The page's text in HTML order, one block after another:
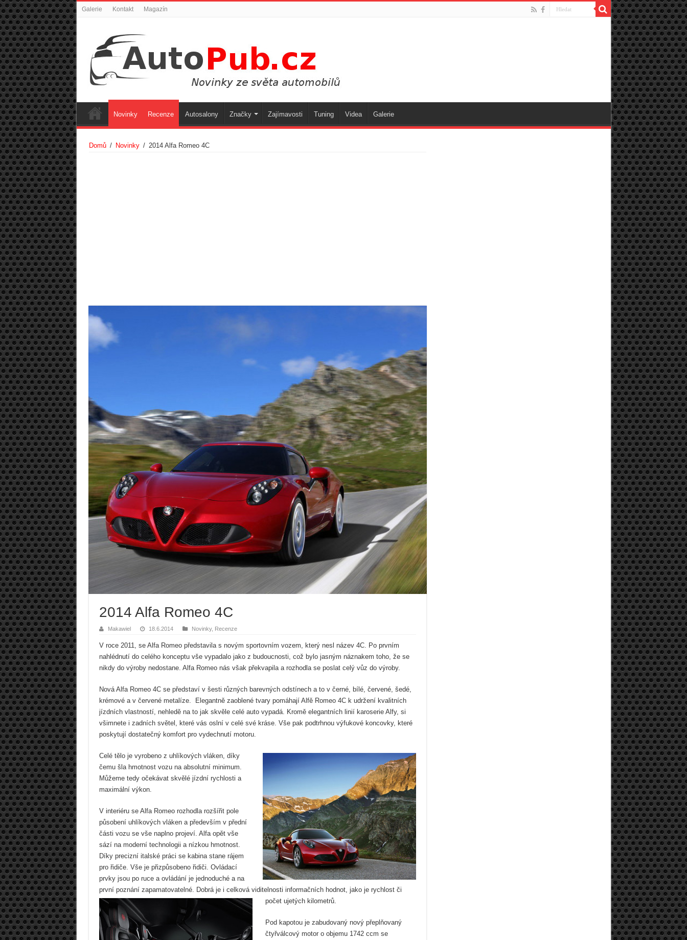
Galerie Kontakt Magazín
Novinky Recenze Autosalony Značky Zajímavosti Tuning Videa Galerie
Domů / Novinky / 2014 Alfa Romeo 4C
2014 Alfa Romeo 4C
Makawiel 18.6.2014 Novinky, Recenze
V roce 2011, se Alfa Romeo představila s novým sportovním vozem, který nesl název 4C. Po prvním
nahlédnutí do celého konceptu vše vypadalo jako z budoucnosti, což bylo jasným náznakem toho, že se
nikdy do výroby nedostane. Alfa Romeo nás však překvapila a rozhodla se poslat celý vůz do výroby.
Nová Alfa Romeo 4C se představí v šesti různých barevných odstínech a to v černé, bílé, červené, šedé,
krémové a v červené metalíze. Elegantně zaoblené tvary pomáhají Alfě Romeo 4C k udržení kvalitních
jízdních vlastností, nehledě na to jak skvěle celé auto vypadá. Kromě elegantních linií karoserie Alfy, si
všimnete i zadních světel, které vás oslní v celé své kráse. Vše pak podtrhnou výfukové koncovky, které
poskytují dostatečný komfort pro vydechnutí motoru.
Celé tělo je vyrobeno z uhlíkových vláken, díky
čemu šla hmotnost vozu na absolutní minimum.
Můžeme tedy očekávat skvělé jízdní rychlosti a
maximální výkon.
V interiéru se Alfa Romeo rozhodla rozšířit pole
působení uhlíkových vláken a především v přední
části vozu se vše naplno projeví. Alfa opět vše
sází na moderní technologii a nízkou hmotnost.
Díky precizní italské práci se kabina stane rájem
pro řidiče. Vše je přizpůsobeno řidiči. Ovládací
prvky jsou po ruce a ovládání je jednoduché a na
první poznání zapamatovatelné. Dobrá je i celková viditelnosti informačních hodnot, jako je rychlost či
počet ujetých kilometrů.
Pod kapotou je zabudovaný nový přeplňovaný
čtyřválcový motor o objemu 1742 ccm se